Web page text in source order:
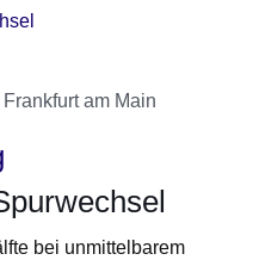
am Main
bei unmittelbarem